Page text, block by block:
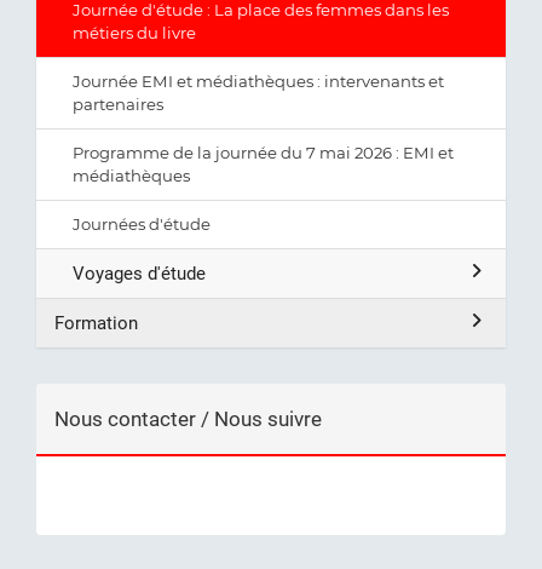
Journée d'étude : La place des femmes dans les
métiers du livre
Journée EMI et médiathèques : intervenants et
partenaires
Programme de la journée du 7 mai 2026 : EMI et
médiathèques
Journées d'étude
Voyages d'étude
Formation
Nous contacter / Nous suivre